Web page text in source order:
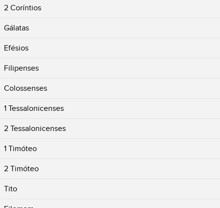
2 Coríntios
Gálatas
Efésios
Filipenses
Colossenses
1 Tessalonicenses
2 Tessalonicenses
1 Timóteo
2 Timóteo
Tito